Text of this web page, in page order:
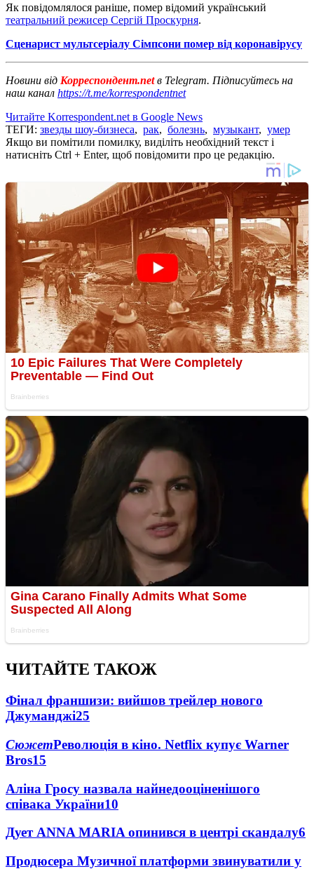
Як повідомлялося раніше, помер відомий український
театральний режисер Сергій Проскурня.
Сценарист мультсеріалу Сімпсони помер від коронавірусу
Новини від Корреспондент.netв Telegram. Підписуйтесь на
наш канал https://t.me/korrespondentnet
Читайте Korrespondent.net в Google News
ТЕГИ: звезды шоу-бизнеса, рак, болезнь, музыкант, умер
Якщо ви помітили помилку, виділіть необхідний текст і
натисніть Ctrl + Enter, щоб повідомити про це редакцію.
ЧИТАЙТЕ ТАКОЖ
Фінал франшизи: вийшов трейлер нового
Джуманджі25
СюжетРеволюція в кіно. Netflix купує Warner
Bros15
Аліна Гросу назвала найнедооціненішого
співака України10
Дует ANNA MARIA опинився в центрі скандалу6
Продюсера Музичної платформи звинуватили у